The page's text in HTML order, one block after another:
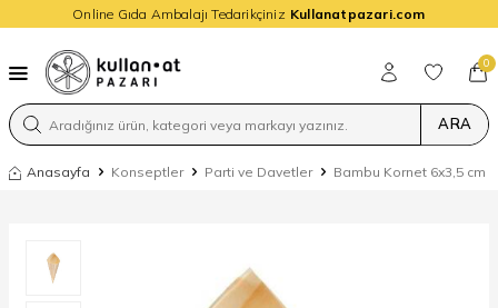
Online Gıda Ambalajı Tedarikçiniz Kullanatpazari.com
ARA
0
Anasayfa Konseptler Parti ve Davetler Bambu Kornet 6x3,5 cm